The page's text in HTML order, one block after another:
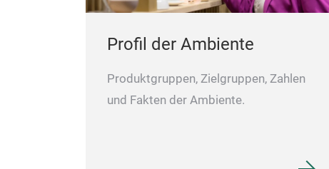
Profil der Ambiente
Produktgruppen, Zielgruppen, Zahlen
und Fakten der Ambiente.